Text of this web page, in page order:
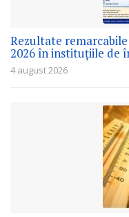
Rezultate
2026 în instituțiile de
4 august 2026